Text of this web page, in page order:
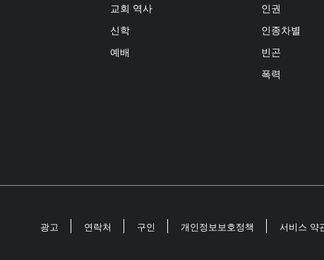
교회 역사
신학
예배
인권
인종차별
빈곤
폭력
광고 연락처 구인 개인정보보호정책 서비스 약